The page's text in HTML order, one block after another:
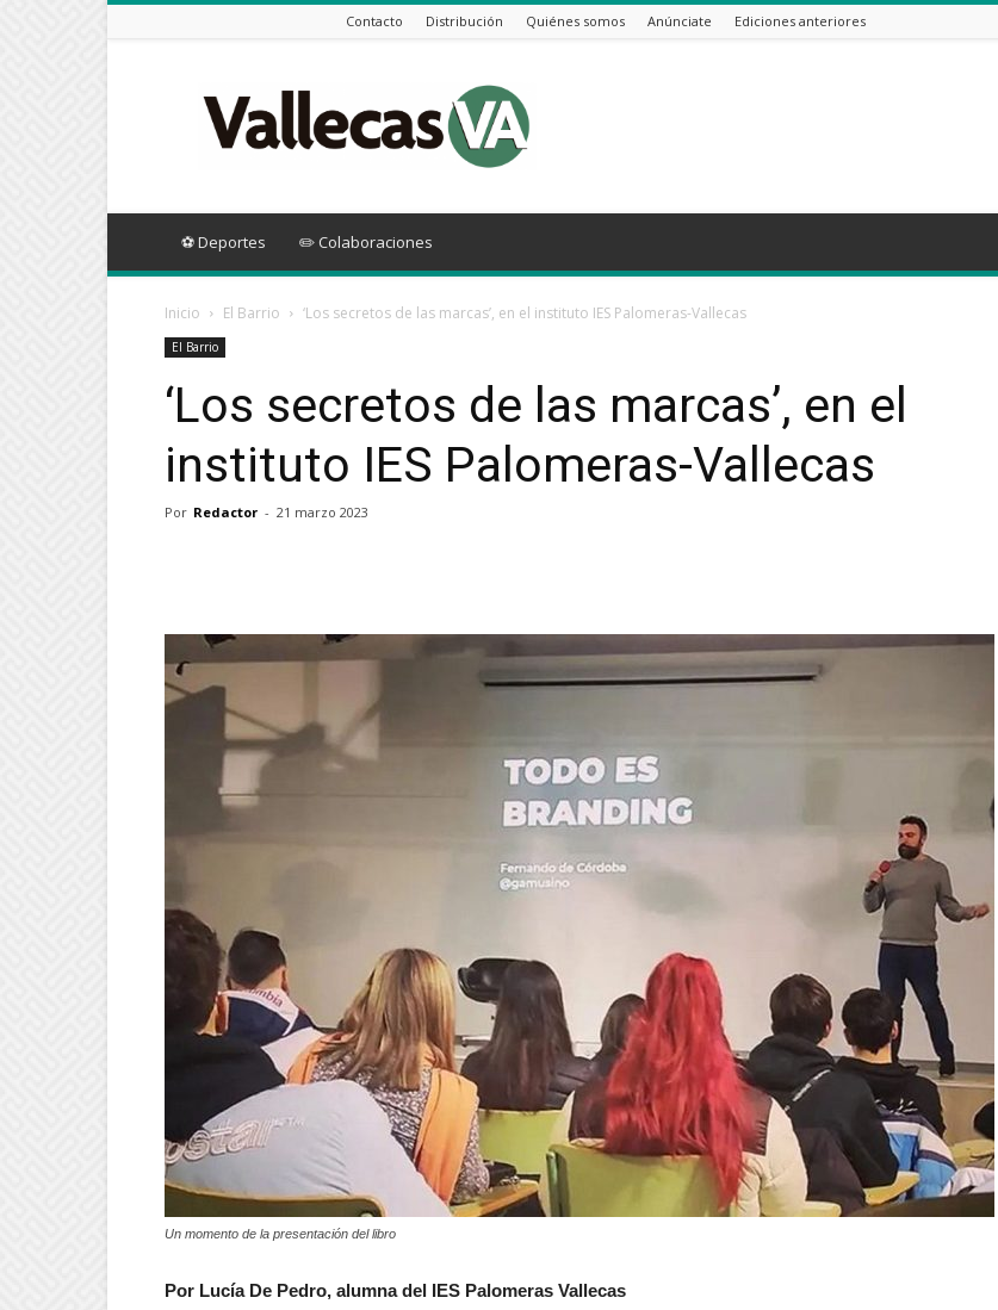
Contacto Distribución Quiénes somos Anúnciate Ediciones anteriores
VA
⚽ Deportes ✏️ Colaboraciones
Inicio El Barrio ‘Los secretos de las marcas’, en el instituto IES Palomeras-Vallecas
El Barrio
‘Los secretos de las marcas’, en el
instituto IES Palomeras-Vallecas
Por Redactor - 21 marzo 2023
Un momento de la presentación del libro
Por Lucía De Pedro, alumna del IES Palomeras Vallecas